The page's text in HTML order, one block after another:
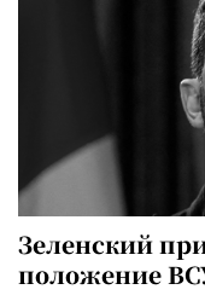
Зеленский
положение